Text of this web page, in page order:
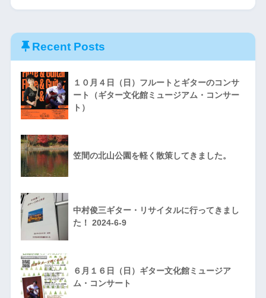
Recent Posts
１０月４日（日）フルートとギターのコンサ
ート（ギター文化館ミュージアム・コンサー
ト）
笠間の北山公園を軽く散策してきました。
中村俊三ギター・リサイタルに行ってきまし
た！ 2024-6-9
６月１６日（日）ギター文化館ミュージア
ム・コンサート